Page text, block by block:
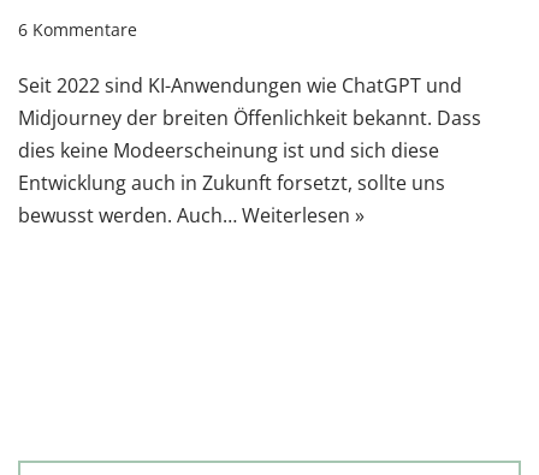
6 Kommentare
Seit 2022 sind KI-Anwendungen wie ChatGPT und
Midjourney der breiten Öffenlichkeit bekannt. Dass
dies keine Modeerscheinung ist und sich diese
Entwicklung auch in Zukunft forsetzt, sollte uns
bewusst werden. Auch…Weiterlesen »